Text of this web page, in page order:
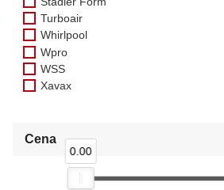
Turboair
Whirlpool
Wpro
WSS
Xavax
Cena
0.00